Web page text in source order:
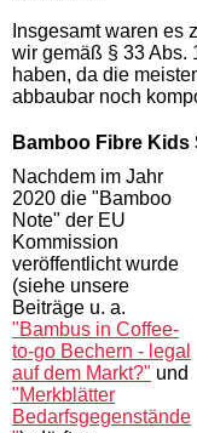
Insgesamt waren es
wir gemäß § 33 Abs.
haben, da die
abbaubar noch
Bamboo Fibre Kids
Nachdem im Jahr
2020 die "Bamboo
Note" der EU
Kommission
veröffentlicht wurde
(siehe unsere
Beiträge u. a.
"Bambus in Coffee-
to-go Bechern - legal
auf dem Markt?" und
"Merkblätter
Bedarfsgegenstände